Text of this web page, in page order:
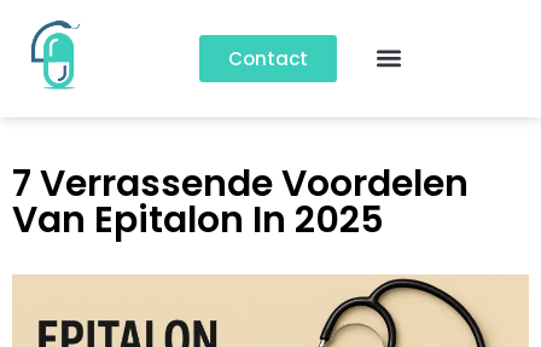
Contact
7 Verrassende Voordelen
Van Epitalon In 2025